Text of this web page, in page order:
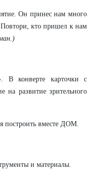
Он принес нам много
кто пришел к нам
В конверте карточки с
на развитие зрительного
построить вместе ДОМ.
и материалы.